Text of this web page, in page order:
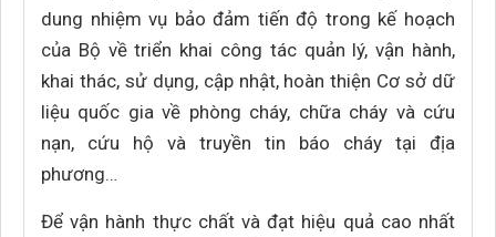
dung nhiệm vụ bảo đảm tiến độ trong kế hoạch
của Bộ về triển khai công tác quản lý, vận hành,
khai thác, sử dụng, cập nhật, hoàn thiện Cơ sở dữ
liệu quốc gia về phòng cháy, chữa cháy và cứu
nạn, cứu hộ và truyền tin báo cháy tại địa
phương…
Để vận hành thực chất và đạt hiệu quả cao nhất